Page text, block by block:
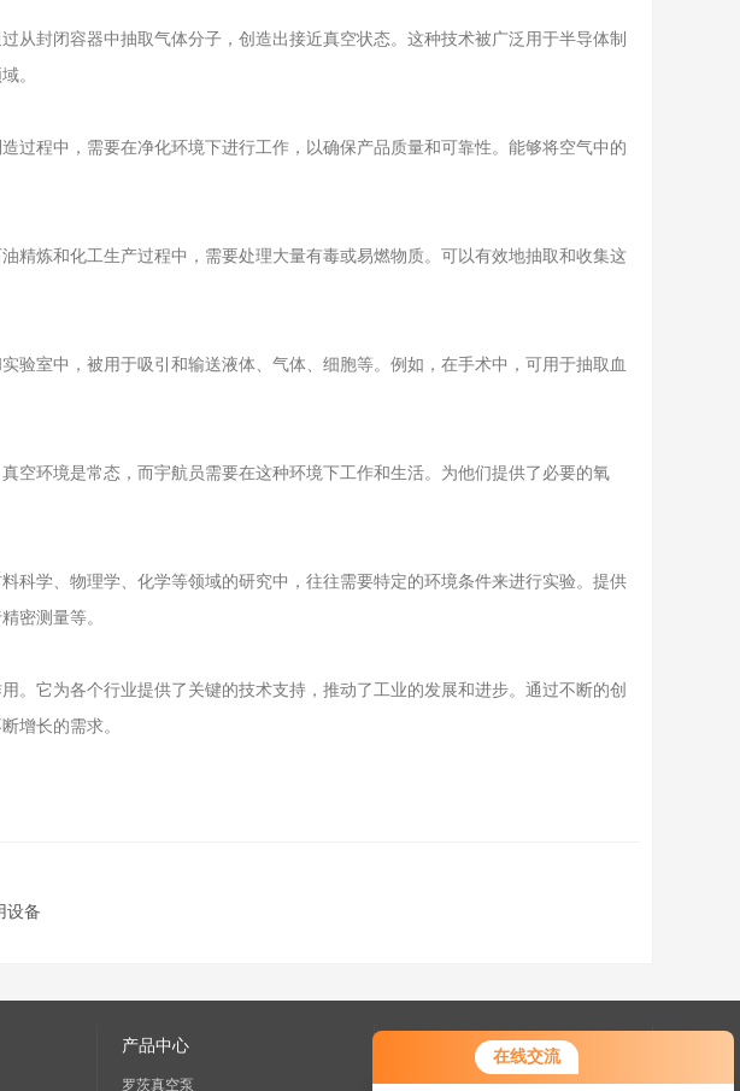
在线交流
封闭容器中抽取气体分子，创造出接近真空状态。这种技术被广泛用于半导体制
。
程中，需要在净化环境下进行工作，以确保产品质量和可靠性。能够将空气中的
炼和化工生产过程中，需要处理大量有毒或易燃物质。可以有效地抽取和收集这
室中，被用于吸引和输送液体、气体、细胞等。例如，在手术中，可用于抽取血
环境是常态，而宇航员需要在这种环境下工作和生活。为他们提供了必要的氧
学、物理学、化学等领域的研究中，往往需要特定的环境条件来进行实验。提供
密测量等。
它为各个行业提供了关键的技术支持，推动了工业的发展和进步。通过不断的创
增长的需求。
设备
产品中心
罗茨真空泵 GoogleSitemap